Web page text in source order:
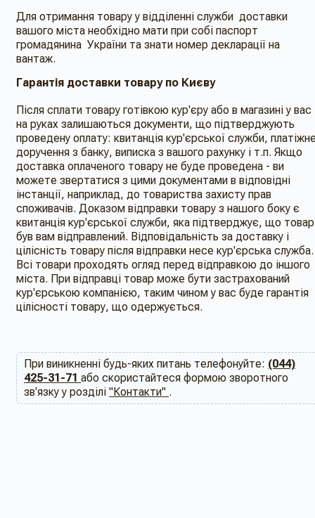
Для отримання товару у відділенні служби доставки
вашого міста необхідно мати при собі паспорт
громадянина України та знати номер декларації на
вантаж.
Гарантія доставки товару по Києву
Після сплати товару готівкою кур'єру або в магазині у вас
на руках залишаються документи, що підтверджують
проведену оплату: квитанція кур'єрської служби,
доручення з банку, виписка з вашого рахунку і т.п. Якщо
доставка оплаченого товару не буде проведена - ви
можете звертатися з цими документами в відповідні
інстанції, наприклад, до товариства захисту прав
споживачів. Доказом відправки товару з нашого боку є
квитанція кур'єрської служби, яка підтверджує, що товар
був вам відправлений. Відповідальність за доставку і
цілісність товару після відправки несе кур'єрська служба.
Всі товари проходять огляд перед відправкою до іншого
міста. При відправці товар може бути застрахований
кур'єрською компанією, таким чином у вас буде гарантія
цілісності товару, що одержується.
При виникненні будь-яких питань телефонуйте: (044)
425-31-71 або скористайтеся формою зворотного
зв'язку у розділі "Контакти" .